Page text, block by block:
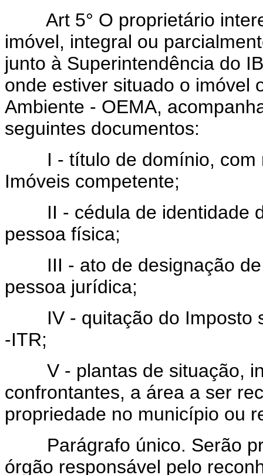
Art 5° O proprietário
imóvel, integral ou
junto à Superintendência do
onde estiver situado o imóvel
Ambiente - OEMA,
seguintes documentos:
I - título de domínio, com
Imóveis competente;
II - cédula de identidade
pessoa física;
III - ato de designação de
pessoa jurídica;
IV - quitação do Imposto
-ITR;
V - plantas de situação,
confrontantes, a área a ser
propriedade no município ou
Parágrafo único. Serão
órgão responsável pelo